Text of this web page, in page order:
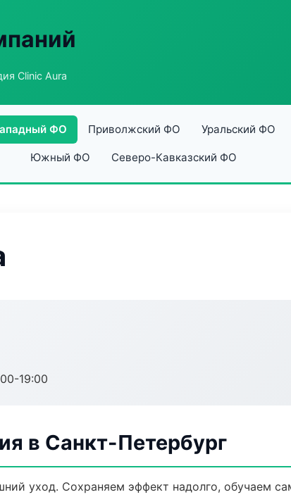
Clinic Aura
ФО Приволжский ФО Уральский ФО
Южный ФО Северо-Кавказский ФО
19:00
в Санкт-Петербург
уход. Сохраняем эффект надолго, обучаем